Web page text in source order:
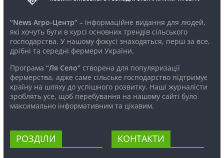
“News Агро-Центр”– інформаційне видання для людей,
які хочуть бути в курсі основних трендів сільського
господарства. У нашому фокусі знаходяться, перш за все,
дрібні та середні фермери України.
Програма “Ля Село”створена для популяризації
фермерства, адже саме сільське господарство підтримує
країну на шляху до успішного розвитку. Наші журналісти
зроблять усе, щоб перебування на нашому сайті було
максимально інформативним та цікавим.
РОЗДІЛИ КОНТАКТИ